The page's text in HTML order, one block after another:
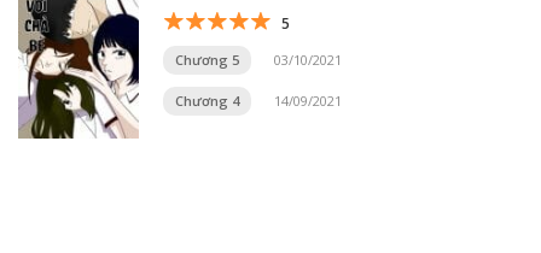
5
Chương 5 03/10/2021
Chương 4 14/09/2021